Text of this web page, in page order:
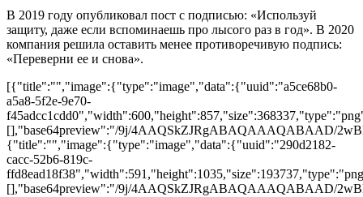
В 2019 году опубликовал пост с подписью: «Используй
защиту, даже если вспоминаешь про лысого раз в год». В 2020
компания решила оставить менее противоречивую подпись:
«Переверни ее и снова».
[{"title":"","image":{"type":"image","data":{"uuid":"a5ce68b0-
a5a8-5f2e-9e70-
[],"base64preview":"/9j/4AAQSkZJRgABAQAAAQABAAD/
{"title":"","image":{"type":"image","data":{"uuid":"290d2182-
cacc-52b6-819c-
[],"base64preview":"/9j/4AAQSkZJRgABAQAAAQABAAD/